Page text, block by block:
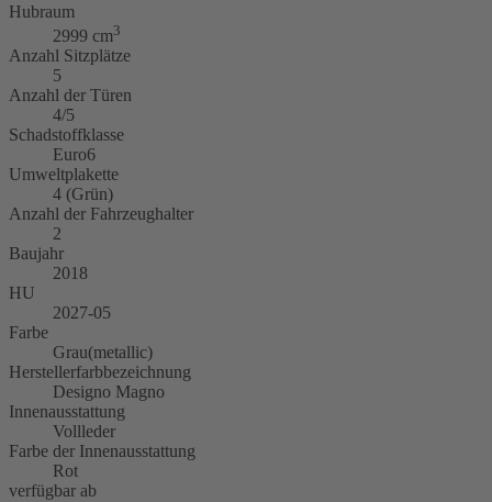
Hubraum
2999 cm3
Anzahl Sitzplätze
5
Anzahl der Türen
4/5
Schadstoffklasse
Euro6
Umweltplakette
4 (Grün)
Anzahl der Fahrzeughalter
2
Baujahr
2018
HU
2027-05
Farbe
Grau(metallic)
Herstellerfarbbezeichnung
Designo Magno
Innenausstattung
Vollleder
Farbe der Innenausstattung
Rot
verfügbar ab